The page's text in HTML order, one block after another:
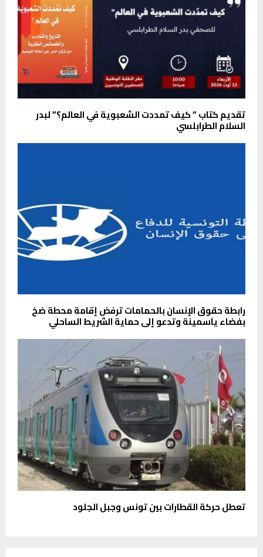
تقديم كتاب ” كيف تمددت الشعبوية في العالم؟” لبدر
السلام الطرابلسي
رابطة حقوق الإنسان بالحمامات ترفض إقامة محطة ضخ
بفضاء ياسمينة وتدعو إلى حماية الشريط الساحلي
تعطل حركة القطارات بين تونس وجبل الجلود